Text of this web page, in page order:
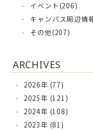
イベント(206)
キャンパス周辺情
その他(207)
ARCHIVES
2026年 (77)
2025年 (121)
2024年 (108)
2023年 (81)